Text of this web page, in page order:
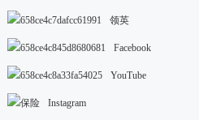
领英
Facebook
YouTube
Instagram